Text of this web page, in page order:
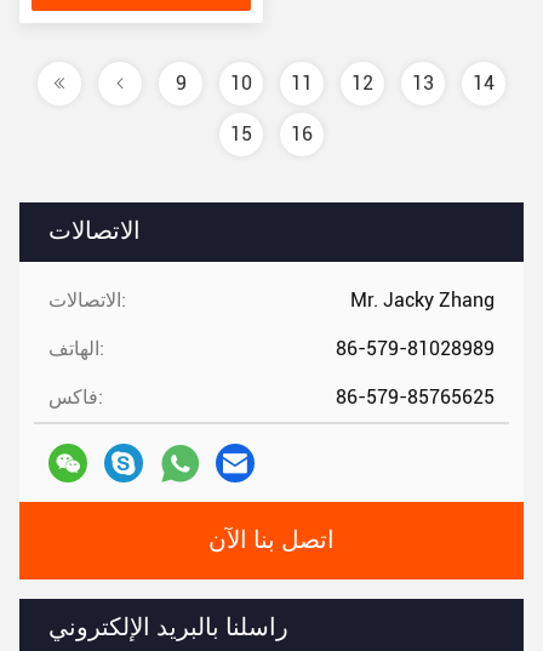
الاتصالات
الاتصالات: Mr. Jacky Zhang
الهاتف: 86-579-81028989
فاكس: 86-579-85765625
اتصل بنا الآن
راسلنا بالبريد الإلكتروني
9 10 11 12 13 14
15 16